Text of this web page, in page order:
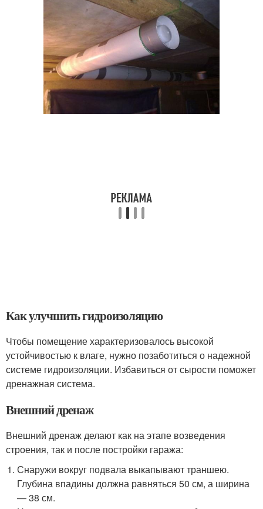
Как улучшить гидроизоляцию
Чтобы помещение характеризовалось высокой
устойчивостью к влаге, нужно позаботиться о надежной
системе гидроизоляции. Избавиться от сырости поможет
дренажная система.
Внешний дренаж
Внешний дренаж делают как на этапе возведения
строения, так и после постройки гаража:
Снаружи вокруг подвала выкапывают траншею.
Глубина впадины должна равняться 50 см, а ширина
— 38 см.